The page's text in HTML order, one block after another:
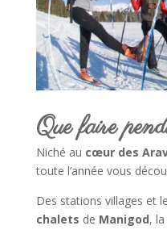
Que faire
Niché au cœur des
toute l’année vous
Des stations villages et
chalets de Manigod, la